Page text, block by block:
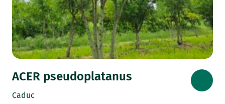
ACER pseudoplatanus
Caduc